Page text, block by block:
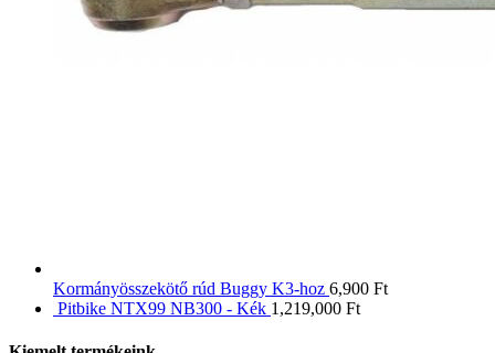
Kormányösszekötő rúd Buggy K3-hoz 6,900 Ft
Pitbike NTX99 NB300 - Kék 1,219,000 Ft